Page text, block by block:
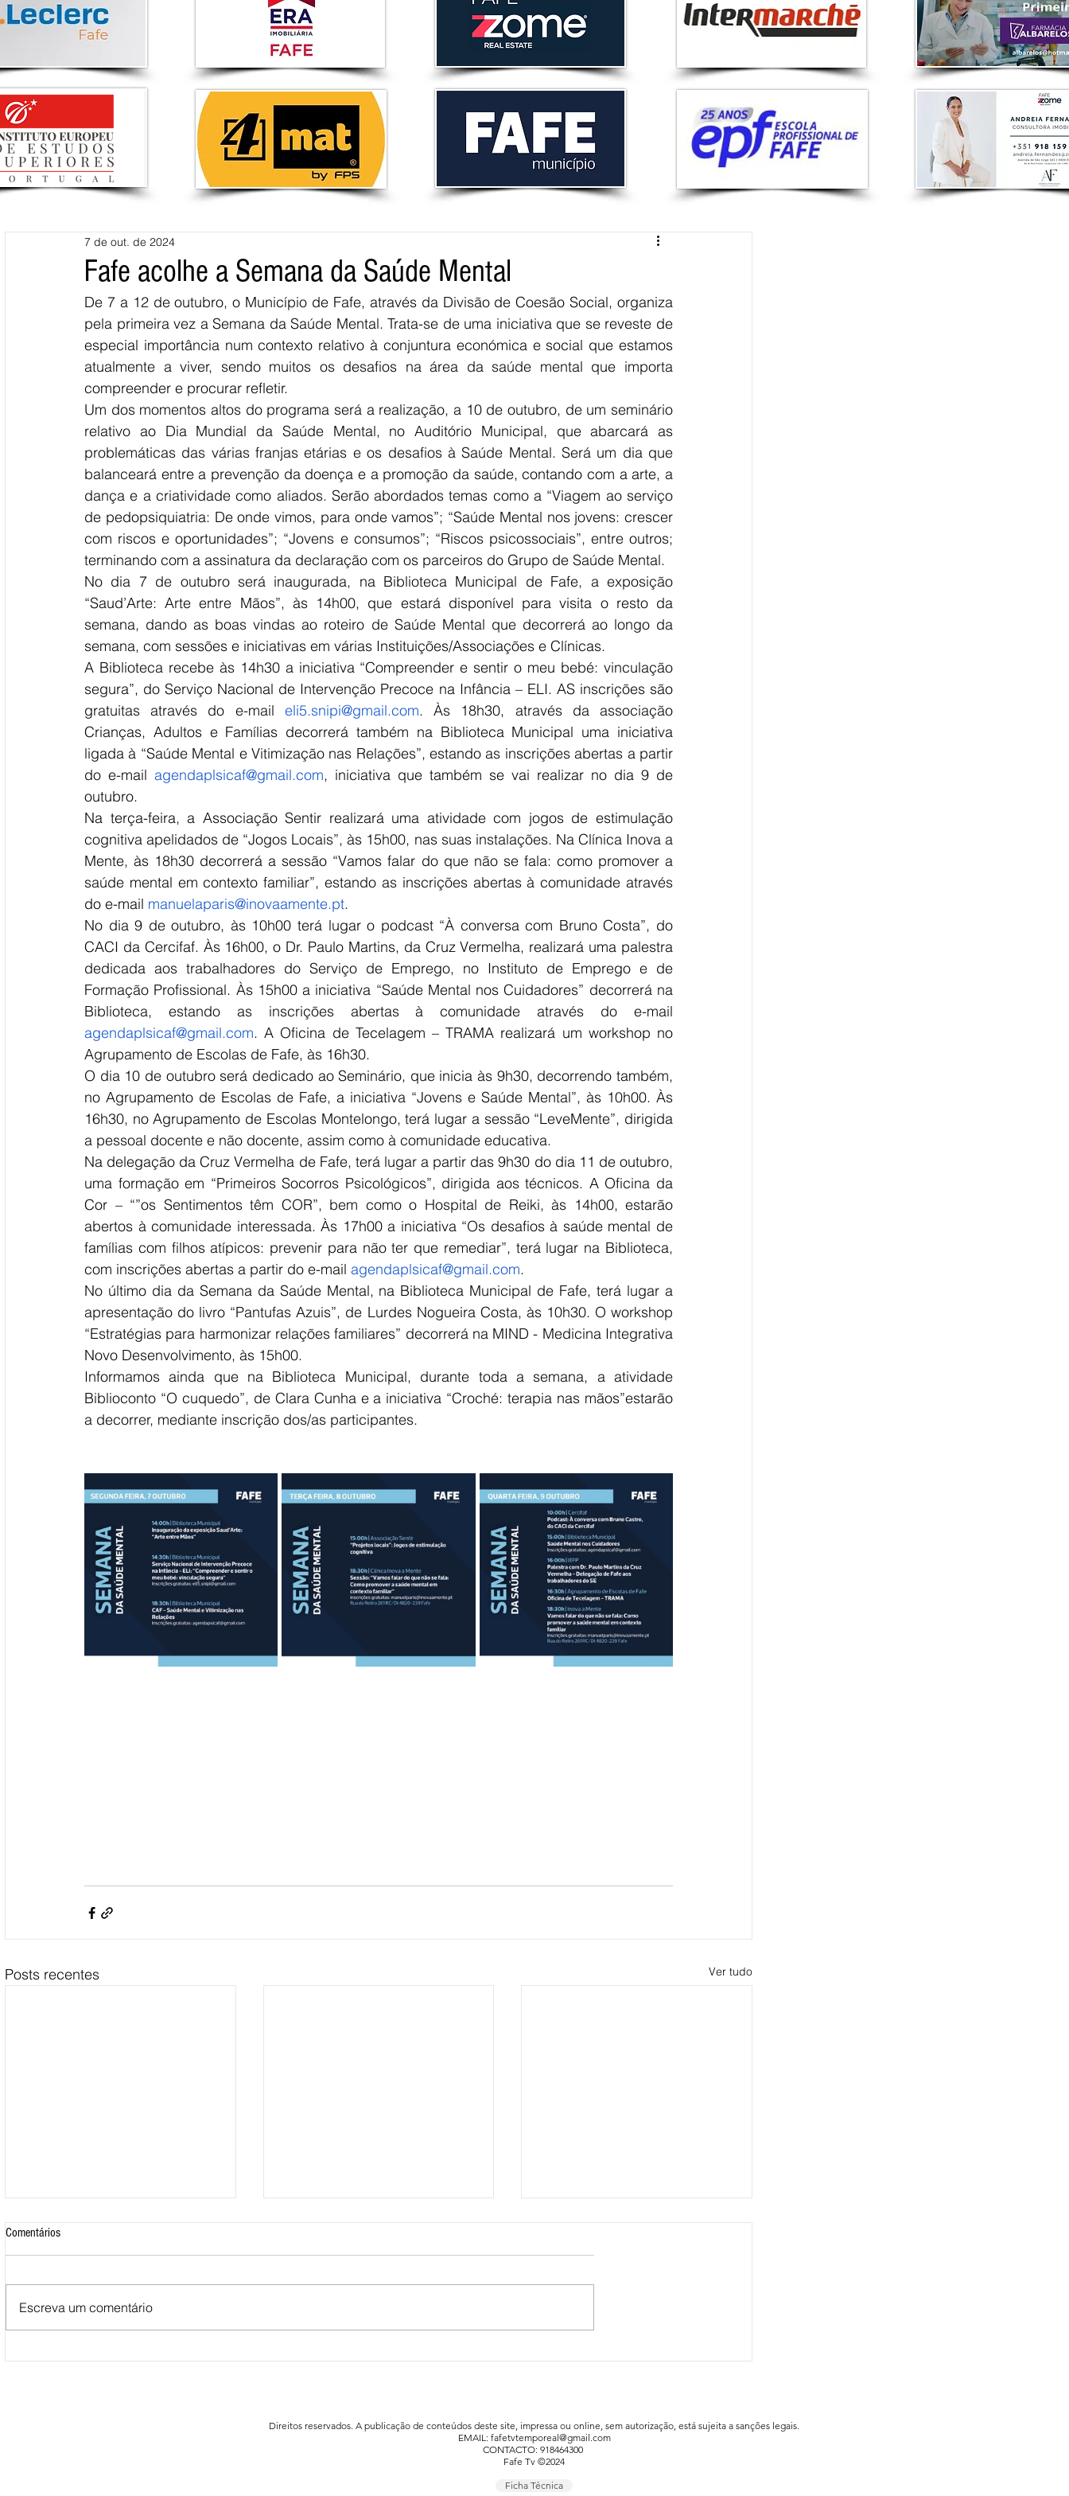
Fafe acolhe a Semana da Saúde Mental
7 de out. de 2024
De 7 a 12 de outubro, o Município de Fafe, através da Divisão de Coesão Social, organiza
pela primeira vez a Semana da Saúde Mental. Trata-se de uma iniciativa que se reveste de
especial importância num contexto relativo à conjuntura económica e social que estamos
atualmente a viver, sendo muitos os desafios na área da saúde mental que importa
compreender e procurar refletir.
Um dos momentos altos do programa será a realização, a 10 de outubro, de um seminário
relativo ao Dia Mundial da Saúde Mental, no Auditório Municipal, que abarcará as
problemáticas das várias franjas etárias e os desafios à Saúde Mental. Será um dia que
balanceará entre a prevenção da doença e a promoção da saúde, contando com a arte, a
dança e a criatividade como aliados. Serão abordados temas como a “Viagem ao serviço
de pedopsiquiatria: De onde vimos, para onde vamos”; “Saúde Mental nos jovens: crescer
com riscos e oportunidades”; “Jovens e consumos”; “Riscos psicossociais”, entre outros;
terminando com a assinatura da declaração com os parceiros do Grupo de Saúde Mental.
No dia 7 de outubro será inaugurada, na Biblioteca Municipal de Fafe, a exposição
“Saud’Arte: Arte entre Mãos”, às 14h00, que estará disponível para visita o resto da
semana, dando as boas vindas ao roteiro de Saúde Mental que decorrerá ao longo da
semana, com sessões e iniciativas em várias Instituições/Associações e Clínicas.
A Biblioteca recebe às 14h30 a iniciativa “Compreender e sentir o meu bebé: vinculação
segura”, do Serviço Nacional de Intervenção Precoce na Infância – ELI. AS inscrições são
gratuitas através do e-mail eli5.snipi@gmail.com. Às 18h30, através da associação
Crianças, Adultos e Famílias decorrerá também na Biblioteca Municipal uma iniciativa
ligada à “Saúde Mental e Vitimização nas Relações”, estando as inscrições abertas a partir
do e-mail agendaplsicaf@gmail.com, iniciativa que também se vai realizar no dia 9 de
outubro.
Na terça-feira, a Associação Sentir realizará uma atividade com jogos de estimulação
cognitiva apelidados de “Jogos Locais”, às 15h00, nas suas instalações. Na Clínica Inova a
Mente, às 18h30 decorrerá a sessão “Vamos falar do que não se fala: como promover a
saúde mental em contexto familiar”, estando as inscrições abertas à comunidade através
do e-mail manuelaparis@inovaamente.pt.
No dia 9 de outubro, às 10h00 terá lugar o podcast “À conversa com Bruno Costa”, do
CACI da Cercifaf. Às 16h00, o Dr. Paulo Martins, da Cruz Vermelha, realizará uma palestra
dedicada aos trabalhadores do Serviço de Emprego, no Instituto de Emprego e de
Formação Profissional. Às 15h00 a iniciativa “Saúde Mental nos Cuidadores” decorrerá na
agendaplsicaf@gmail.com. A Oficina de Tecelagem – TRAMA realizará um workshop no
Agrupamento de Escolas de Fafe, às 16h30.
O dia 10 de outubro será dedicado ao Seminário, que inicia às 9h30, decorrendo também,
no Agrupamento de Escolas de Fafe, a iniciativa “Jovens e Saúde Mental”, às 10h00. Às
16h30, no Agrupamento de Escolas Montelongo, terá lugar a sessão “LeveMente”, dirigida
a pessoal docente e não docente, assim como à comunidade educativa.
Na delegação da Cruz Vermelha de Fafe, terá lugar a partir das 9h30 do dia 11 de outubro,
uma formação em “Primeiros Socorros Psicológicos”, dirigida aos técnicos. A Oficina da
Cor – “”os Sentimentos têm COR”, bem como o Hospital de Reiki, às 14h00, estarão
abertos à comunidade interessada. Às 17h00 a iniciativa “Os desafios à saúde mental de
famílias com filhos atípicos: prevenir para não ter que remediar”, terá lugar na Biblioteca,
com inscrições abertas a partir do e-mail agendaplsicaf@gmail.com.
No último dia da Semana da Saúde Mental, na Biblioteca Municipal de Fafe, terá lugar a
apresentação do livro “Pantufas Azuis”, de Lurdes Nogueira Costa, às 10h30. O workshop
“Estratégias para harmonizar relações familiares” decorrerá na MIND - Medicina Integrativa
Novo Desenvolvimento, às 15h00.
Informamos ainda que na Biblioteca Municipal, durante toda a semana, a atividade
Biblioconto “O cuquedo”, de Clara Cunha e a iniciativa “Croché: terapia nas mãos”estarão
a decorrer, mediante inscrição dos/as participantes.
Posts recentes Ver tudo
Comentários
Escreva um comentário
Direitos reservados. A publicação de conteúdos deste site, impressa ou online, sem autorização, está sujeita a sanções legais.
EMAIL: fafetvtemporeal@gmail.com
CONTACTO: 918464300
Fafe Tv ©2024
Ficha Técnica